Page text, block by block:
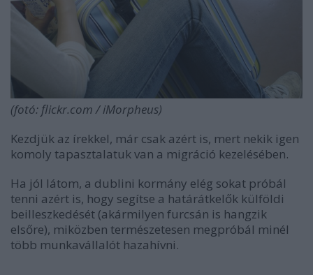
(fotó: flickr.com / iMorpheus)
Kezdjük az írekkel, már csak azért is, mert nekik igen
komoly tapasztalatuk van a migráció kezelésében.
Ha jól látom, a dublini kormány elég sokat próbál
tenni azért is, hogy segítse a határátkelők külföldi
beilleszkedését (akármilyen furcsán is hangzik
elsőre), miközben természetesen megpróbál minél
több munkavállalót hazahívni.